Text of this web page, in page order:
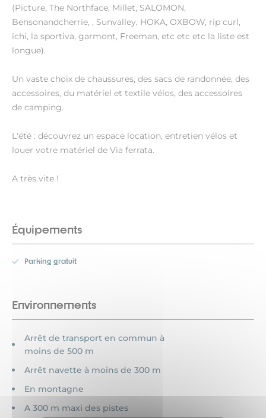
(Picture, The Northface, Millet, SALOMON,
Bensonandcherrie, , Sunvalley, HOKA, OXBOW, rip curl,
ichi, la sportiva, garmont, Freeman, etc etc etc la liste est
longue).
Un vaste choix de chaussures, des sacs de randonnée, des
accessoires, du matériel et textile vélos, des accessoires
de camping.
L'été : découvrez un espace location, entretien vélos et
louer votre matériel de Via ferrata.
A très vite !
Équipements
Parking gratuit
Environnements
Arrêt de transport en commun à
moins de 500 m
Arrêt navette à moins de 300 m
En montagne
A 300 m maxi des pistes